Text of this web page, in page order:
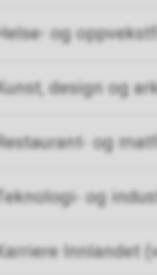
og
design og
og
Teknologi- og
Innlandet